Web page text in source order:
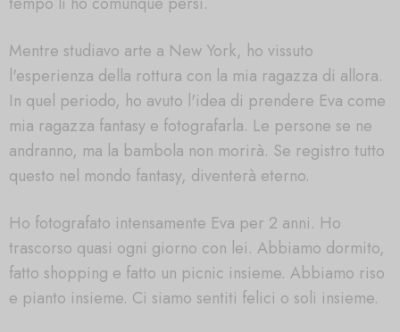
Mentre studiavo arte a New York, ho vissuto
l'esperienza della rottura con la mia ragazza di allora.
In quel periodo, ho avuto l'idea di prendere Eva come
mia ragazza fantasy e fotografarla. Le persone se ne
andranno, ma la bambola non morirà. Se registro tutto
questo nel mondo fantasy, diventerà eterno.
Ho fotografato intensamente Eva per 2 anni. Ho
trascorso quasi ogni giorno con lei. Abbiamo dormito,
fatto shopping e fatto un picnic insieme. Abbiamo riso
e pianto insieme. Ci siamo sentiti felici o soli insieme.